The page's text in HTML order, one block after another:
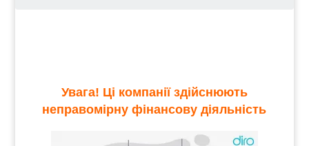
Увага! Ці компанії здійснюють
неправомірну фінансову діяльність